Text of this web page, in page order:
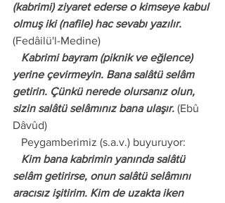
(kabrimi) ziyaret ederse o kimseye kabul
olmuş iki (nafile) hac sevabı yazılır.
(Fedâilü'l-Medine)
yerine çevirmeyin. Bana salâtü selâm
getirin. Çünkü nerede olursanız olun,
sizin salâtü selâmınız bana ulaşır. (Ebû
Dâvûd)
   Peygamberimiz (s.a.v.) buyuruyor:
selâm getirirse, onun salâtü selâmını
aracısız işitirim. Kim de uzakta iken